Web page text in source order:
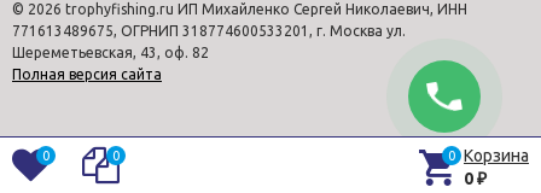
© 2026 trophyfishing.ru ИП Михайленко Сергей Николаевич, ИНН
771613489675, ОГРНИП 318774600533201, г. Москва ул.
Шереметьевская, 43, оф. 82
Полная версия сайта
0 0 0 Корзина
0 ₽